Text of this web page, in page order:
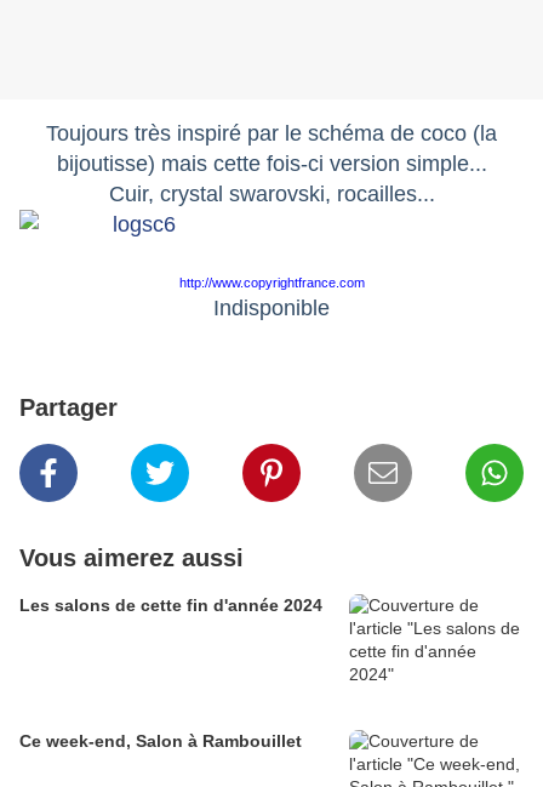
Toujours très inspiré par le schéma de coco (la
bijoutisse) mais cette fois-ci version simple...
Cuir, crystal swarovski, rocailles...
http://www.copyrightfrance.com
Indisponible
Partager
Vous aimerez aussi
Les salons de cette fin d'année 2024
Ce week-end, Salon à Rambouillet